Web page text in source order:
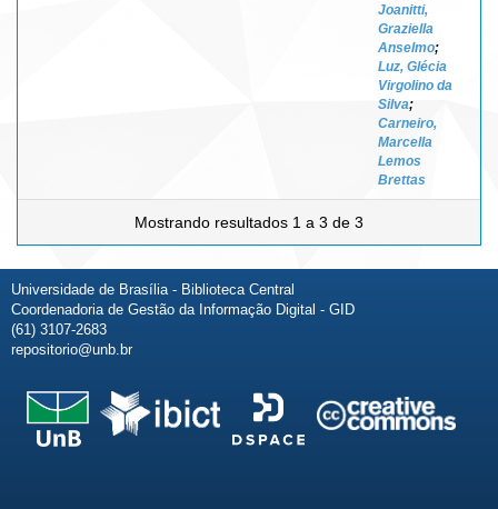
Joanitti,
Graziella
Anselmo;
Luz, Glécia
Virgolino da
Silva;
Carneiro,
Marcella
Lemos
Brettas
Mostrando resultados 1 a 3 de 3
Universidade de Brasília - Biblioteca Central
Coordenadoria de Gestão da Informação Digital - GID
(61) 3107-2683
repositorio@unb.br